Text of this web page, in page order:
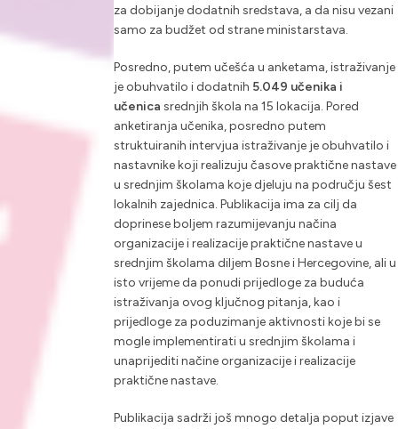
za dobijanje dodatnih sredstava, a da nisu vezani
samo za budžet od strane ministarstava.
Posredno, putem učešća u anketama, istraživanje
je obuhvatilo i dodatnih 5.049 učenika i
učenica srednjih škola na 15 lokacija. Pored
anketiranja učenika, posredno putem
struktuiranih intervjua istraživanje je obuhvatilo i
nastavnike koji realizuju časove praktične nastave
u srednjim školama koje djeluju na području šest
lokalnih zajednica. Publikacija ima za cilj da
doprinese boljem razumijevanju načina
organizacije i realizacije praktične nastave u
srednjim školama diljem Bosne i Hercegovine, ali u
isto vrijeme da ponudi prijedloge za buduća
istraživanja ovog ključnog pitanja, kao i
prijedloge za poduzimanje aktivnosti koje bi se
mogle implementirati u srednjim školama i
unaprijediti načine organizacije i realizacije
praktične nastave.
Publikacija sadrži još mnogo detalja poput izjave